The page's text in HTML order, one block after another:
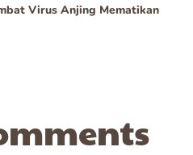
Virus Anjing Mematikan